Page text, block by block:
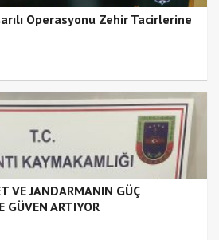
Operasyonu Zehir Tacirlerine
VE JANDARMANIN GÜÇ
GÜVEN ARTIYOR